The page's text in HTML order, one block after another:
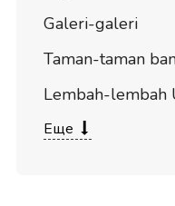
Galeri-galeri
Taman-taman
Lembah-lembah
Еще